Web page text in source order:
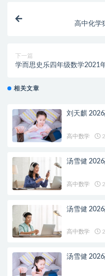
高中化学
下一篇
学而思史乐四年级数学2021
相关文章
刘天麒
高中数学
汤雪健
高中数学
汤雪健
高中数学
汤雪健